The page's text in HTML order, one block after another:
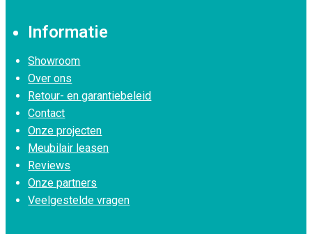
Informatie
Showroom
Over ons
Retour- en garantiebeleid
Contact
Onze projecten
Meubilair leasen
Reviews
Onze partners
Veelgestelde vragen